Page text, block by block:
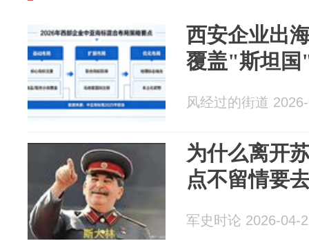
西安企业出
覆盖"斯坦
风经过的街道
为什么离开
点不留情要
军史时论 2026-04-